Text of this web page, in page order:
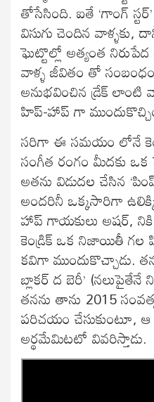
తోసేసింది. ఐతే ‘గాంగ్
విసుగు చెందిన వాళ్ళకు,
ఘెట్టొల్లో అత్యంత
వాళ్ళ జీవితం తో
అనుభవించిన డ్రేక్ లాంటి
హిప్-హాప్ గా
సరిగా ఈ సమయం లోనే
సంగీత రంగం మీదకు
అతను విడుదల చేసిన
అందరినీ ఒక్కసారిగా
హాప్ గాయకులు అషర్,
కెండ్రిక్ ఒక నిజాయితీ
కవిగా ముందుకొచ్చాడు.
బ్లాకర్ ద బెరీ’
తనను తాను 2015
పరిచయం చేసుకుంటూ,
అర్థమేమిటటో వివరిస్తాడు.